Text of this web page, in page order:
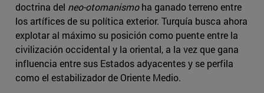
doctrina del neo-otomanismoha ganado terreno entre
los artífices de su política exterior. Turquía busca ahora
explotar al máximo su posición como puente entre la
civilización occidental y la oriental, a la vez que gana
influencia entre sus Estados adyacentes y se perfila
como el estabilizador de Oriente Medio.